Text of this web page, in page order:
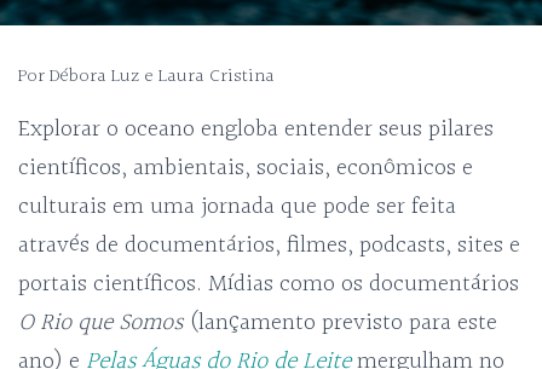
Por Débora Luz e Laura Cristina
Explorar o oceano engloba entender seus pilares
científicos, ambientais, sociais, econômicos e
culturais em uma jornada que pode ser feita
através de documentários, filmes, podcasts, sites e
portais científicos. Mídias como os documentários
O Rio que Somos(lançamento previsto para este